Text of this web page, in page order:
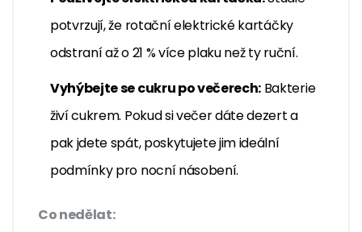
potvrzují, že rotační elektrické kartáčky
odstraní až o 21 % více plaku než ty ruční.
Vyhýbejte se cukru po večerech: Bakterie
živí cukrem. Pokud si večer dáte dezert a
pak jdete spát, poskytujete jim ideální
podmínky pro nocní násobení.
Co nedělat: